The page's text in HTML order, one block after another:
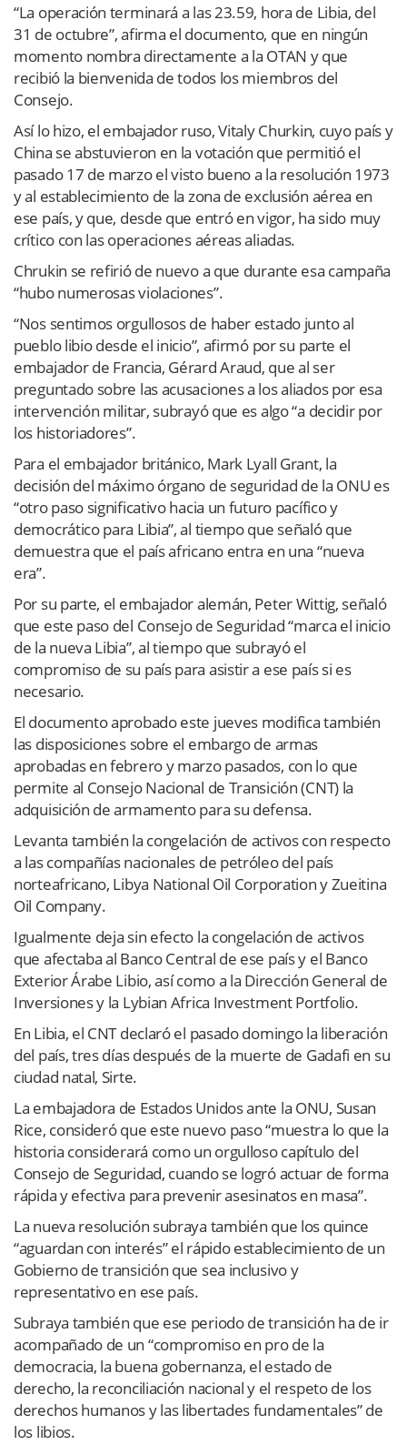
“La operación terminará a las 23.59, hora de Libia, del
31 de octubre”, afirma el documento, que en ningún
momento nombra directamente a la OTAN y que
recibió la bienvenida de todos los miembros del
Consejo.
Así lo hizo, el embajador ruso, Vitaly Churkin, cuyo país y
China se abstuvieron en la votación que permitió el
pasado 17 de marzo el visto bueno a la resolución 1973
y al establecimiento de la zona de exclusión aérea en
ese país, y que, desde que entró en vigor, ha sido muy
crítico con las operaciones aéreas aliadas.
Chrukin se refirió de nuevo a que durante esa campaña
“hubo numerosas violaciones”.
“Nos sentimos orgullosos de haber estado junto al
pueblo libio desde el inicio”, afirmó por su parte el
embajador de Francia, Gérard Araud, que al ser
preguntado sobre las acusaciones a los aliados por esa
intervención militar, subrayó que es algo “a decidir por
los historiadores”.
Para el embajador británico, Mark Lyall Grant, la
decisión del máximo órgano de seguridad de la ONU es
“otro paso significativo hacia un futuro pacífico y
democrático para Libia”, al tiempo que señaló que
demuestra que el país africano entra en una “nueva
era”.
Por su parte, el embajador alemán, Peter Wittig, señaló
que este paso del Consejo de Seguridad “marca el inicio
de la nueva Libia”, al tiempo que subrayó el
compromiso de su país para asistir a ese país si es
necesario.
El documento aprobado este jueves modifica también
las disposiciones sobre el embargo de armas
aprobadas en febrero y marzo pasados, con lo que
permite al Consejo Nacional de Transición (CNT) la
adquisición de armamento para su defensa.
Levanta también la congelación de activos con respecto
a las compañías nacionales de petróleo del país
norteafricano, Libya National Oil Corporation y Zueitina
Oil Company.
Igualmente deja sin efecto la congelación de activos
que afectaba al Banco Central de ese país y el Banco
Exterior Árabe Libio, así como a la Dirección General de
Inversiones y la Lybian Africa Investment Portfolio.
En Libia, el CNT declaró el pasado domingo la liberación
del país, tres días después de la muerte de Gadafi en su
ciudad natal, Sirte.
La embajadora de Estados Unidos ante la ONU, Susan
Rice, consideró que este nuevo paso “muestra lo que la
historia considerará como un orgulloso capítulo del
Consejo de Seguridad, cuando se logró actuar de forma
rápida y efectiva para prevenir asesinatos en masa”.
La nueva resolución subraya también que los quince
“aguardan con interés” el rápido establecimiento de un
Gobierno de transición que sea inclusivo y
representativo en ese país.
Subraya también que ese periodo de transición ha de ir
acompañado de un “compromiso en pro de la
democracia, la buena gobernanza, el estado de
derecho, la reconciliación nacional y el respeto de los
derechos humanos y las libertades fundamentales” de
los libios.